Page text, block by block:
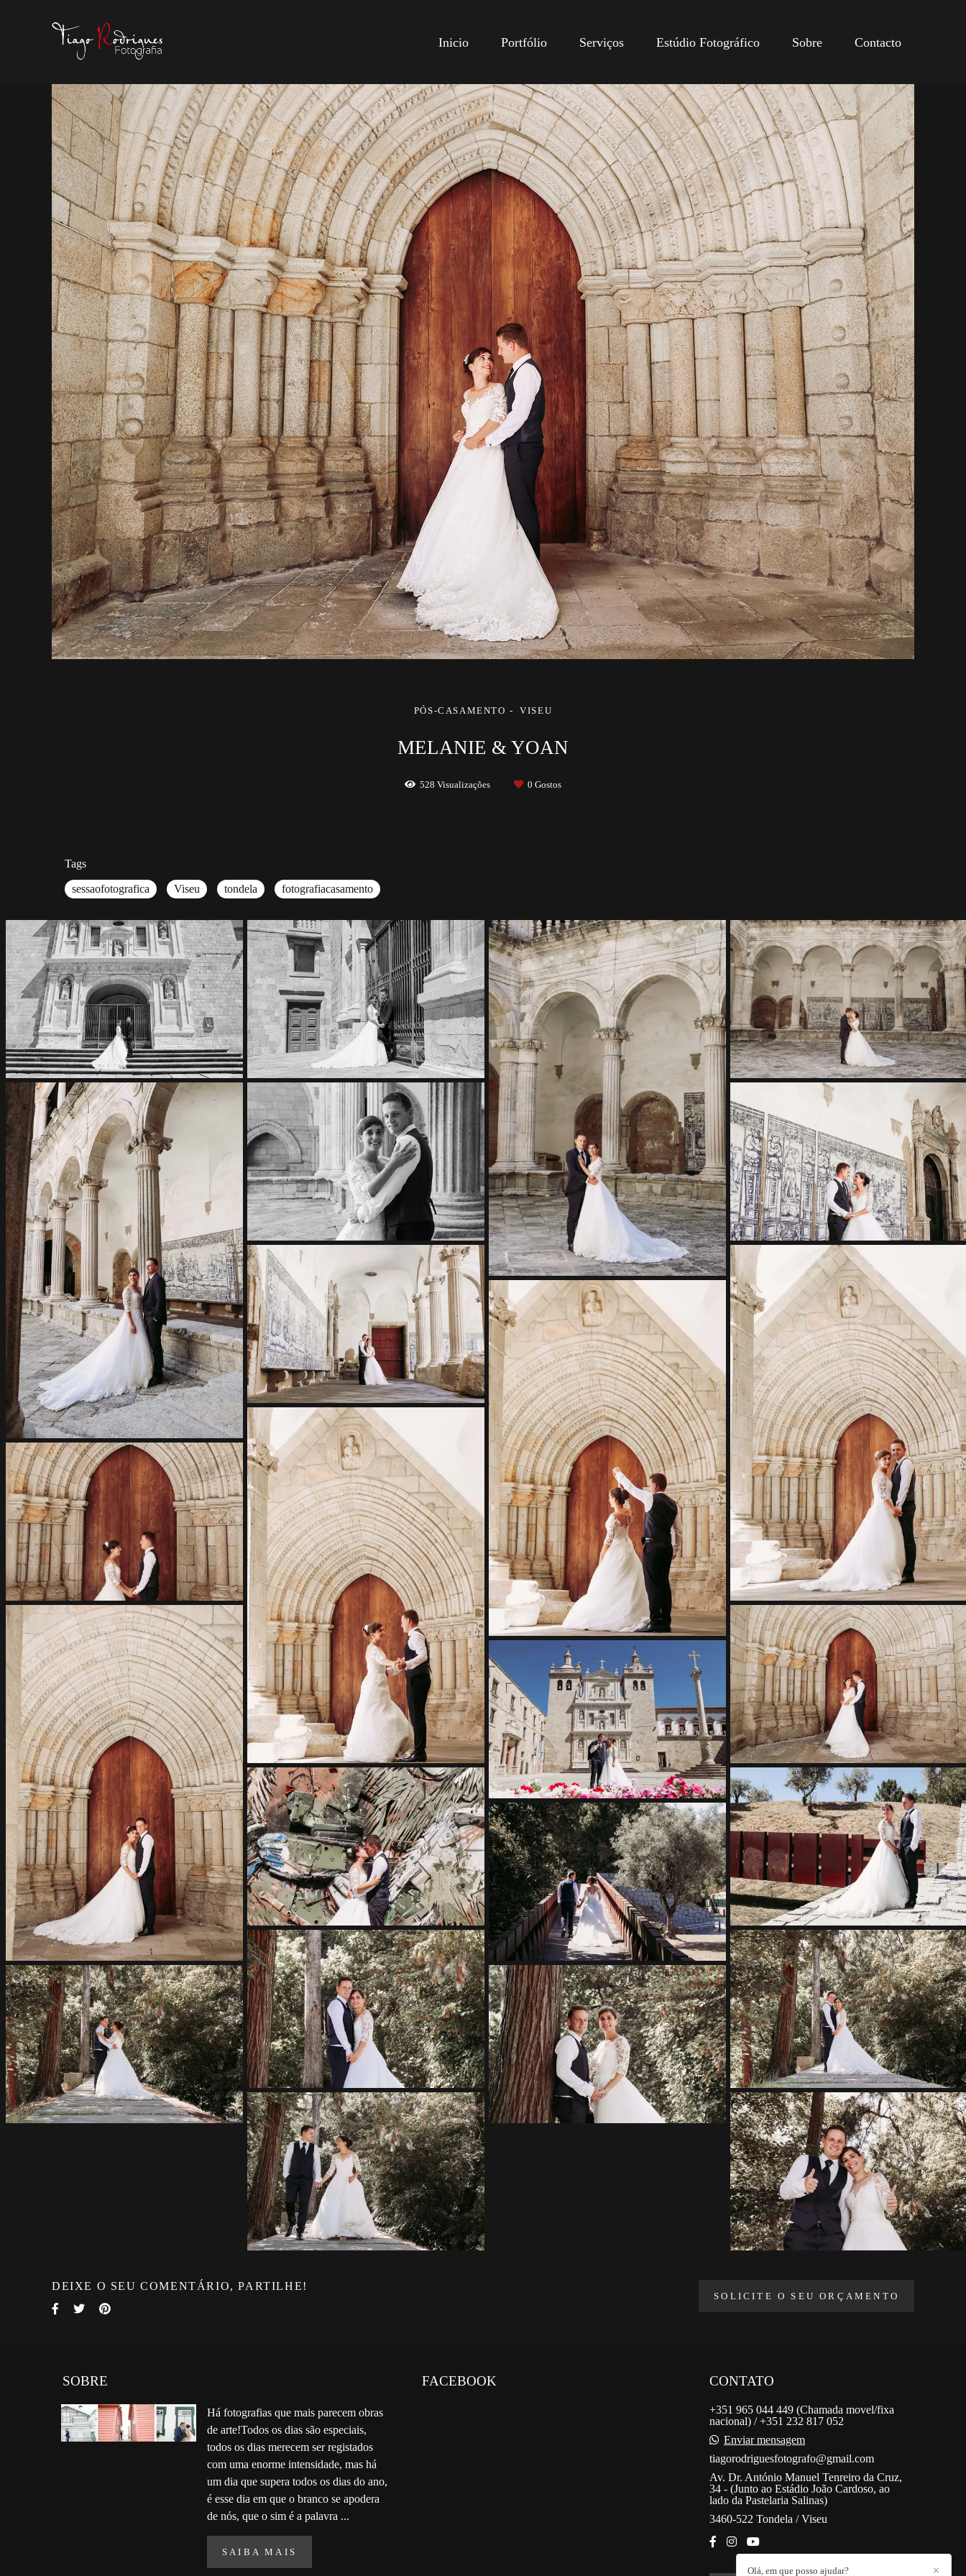
Inicio Portfólio Serviços Estúdio Fotográfico Sobre Contacto
PÓS-CASAMENTO VISEU
MELANIE & YOAN
528 Visualizações 0 Gostos
Tags
sessaofotografica Viseu tondela fotografiacasamento
DEIXE O SEU COMENTÁRIO, PARTILHE!
SOLICITE O SEU ORÇAMENTO
SOBRE
Há fotografias que mais parecem obras
de arte!Todos os dias são especiais,
todos os dias merecem ser registados
com uma enorme intensidade, mas há
um dia que supera todos os dias do ano,
é esse dia em que o branco se apodera
de nós, que o sim é a palavra ...
SAIBA MAIS
FACEBOOK CONTATO
+351 965 044 449 (Chamada movel/fixa
nacional) / +351 232 817 052
Enviar mensagem
tiagorodriguesfotografo@gmail.com
Av. Dr. António Manuel Tenreiro da Cruz,
34 - (Junto ao Estádio João Cardoso, ao
lado da Pastelaria Salinas)
3460-522 Tondela / Viseu
✕
Olá, em que posso ajudar?